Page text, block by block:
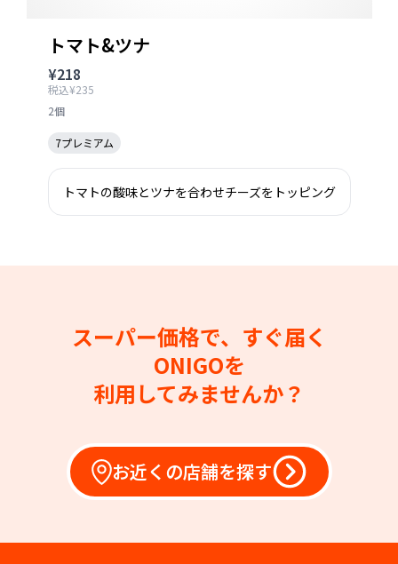
トマト&ツナ
¥218
税込¥235
2個
7プレミアム
トマトの酸味とツナを合わせチーズをトッピング
スーパー価格で、すぐ届く
ONIGOを
利用してみませんか？
お近くの店舗を探す